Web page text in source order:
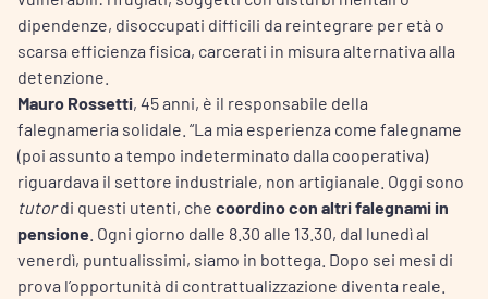
dipendenze, disoccupati difficili da reintegrare per età o
scarsa efficienza fisica, carcerati in misura alternativa alla
detenzione.
Mauro Rossetti, 45 anni, è il responsabile della
falegnameria solidale. “La mia esperienza come falegname
(poi assunto a tempo indeterminato dalla cooperativa)
riguardava il settore industriale, non artigianale. Oggi sono
tutordi questi utenti, che coordino con altri falegnami in
pensione . Ogni giorno dalle 8.30 alle 13.30, dal lunedì al
venerdì, puntualissimi, siamo in bottega. Dopo sei mesi di
prova l’opportunità di contrattualizzazione diventa reale.